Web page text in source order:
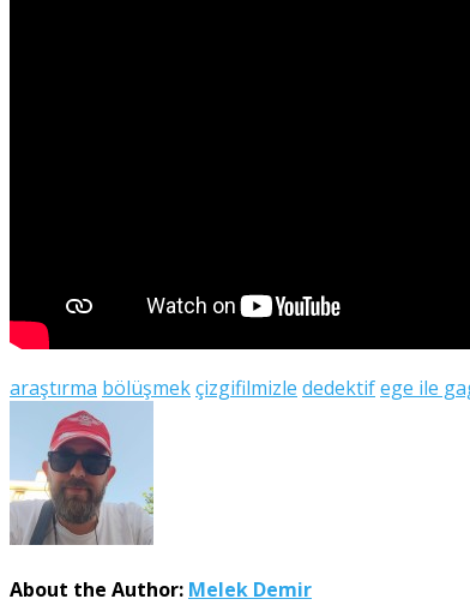
araştırma bölüşmekçizgifilmizle dedektifege ile
About the Author: Melek Demir